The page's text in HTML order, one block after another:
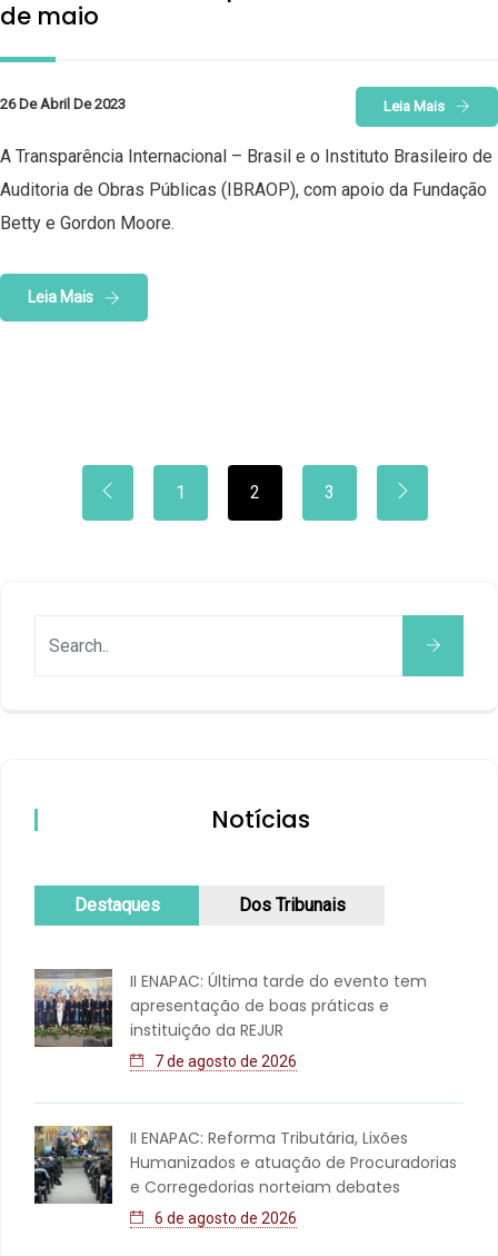
de maio
26 De Abril De 2023 Leia Mais
A Transparência Internacional – Brasil e o Instituto Brasileiro de
Auditoria de Obras Públicas (IBRAOP), com apoio da Fundação
Betty e Gordon Moore.
Leia Mais
1 2 3
Notícias
Destaques Dos Tribunais
II ENAPAC: Última tarde do evento tem
apresentação de boas práticas e
instituição da REJUR
7 de agosto de 2026
II ENAPAC: Reforma Tributária, Lixões
Humanizados e atuação de Procuradorias
e Corregedorias norteiam debates
6 de agosto de 2026